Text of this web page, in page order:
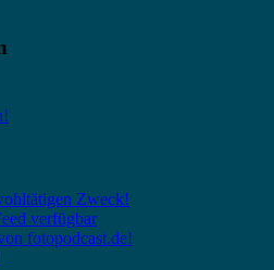
Zweck!
verfügbar
fotopodcast.de!